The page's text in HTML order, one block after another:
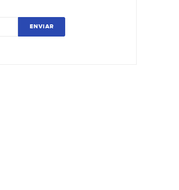
ENVIAR